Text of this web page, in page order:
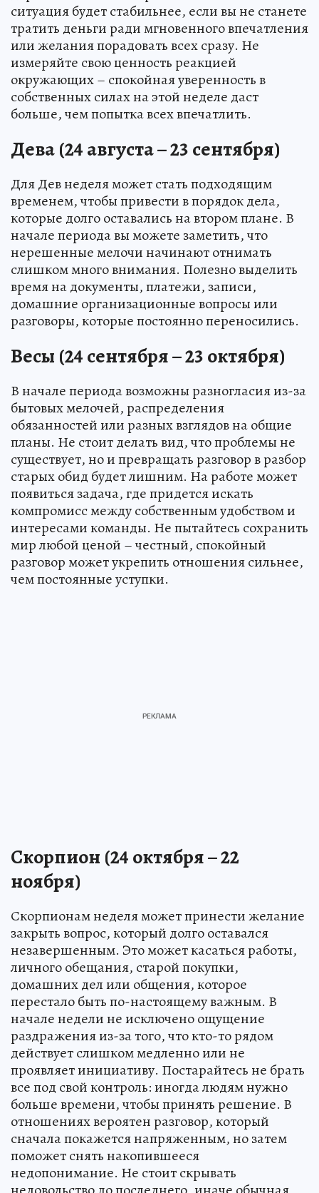
ситуация будет стабильнее, если вы не станете
тратить деньги ради мгновенного впечатления
или желания порадовать всех сразу. Не
измеряйте свою ценность реакцией
окружающих – спокойная уверенность в
собственных силах на этой неделе даст
больше, чем попытка всех впечатлить.
Дева (24 августа – 23 сентября)
Для Дев неделя может стать подходящим
временем, чтобы привести в порядок дела,
которые долго оставались на втором плане. В
начале периода вы можете заметить, что
нерешенные мелочи начинают отнимать
слишком много внимания. Полезно выделить
время на документы, платежи, записи,
домашние организационные вопросы или
разговоры, которые постоянно переносились.
Весы (24 сентября – 23 октября)
В начале периода возможны разногласия из-за
бытовых мелочей, распределения
обязанностей или разных взглядов на общие
планы. Не стоит делать вид, что проблемы не
существует, но и превращать разговор в разбор
старых обид будет лишним. На работе может
появиться задача, где придется искать
компромисс между собственным удобством и
интересами команды. Не пытайтесь сохранить
мир любой ценой – честный, спокойный
разговор может укрепить отношения сильнее,
чем постоянные уступки.
Скорпион (24 октября – 22
ноября)
Скорпионам неделя может принести желание
закрыть вопрос, который долго оставался
незавершенным. Это может касаться работы,
личного обещания, старой покупки,
домашних дел или общения, которое
перестало быть по-настоящему важным. В
начале недели не исключено ощущение
раздражения из-за того, что кто-то рядом
действует слишком медленно или не
проявляет инициативу. Постарайтесь не брать
все под свой контроль: иногда людям нужно
больше времени, чтобы принять решение. В
отношениях вероятен разговор, который
сначала покажется напряженным, но затем
поможет снять накопившееся
недопонимание. Не стоит скрывать